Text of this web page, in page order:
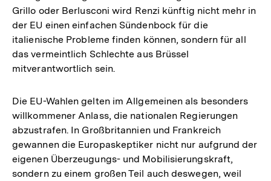
Grillo oder Berlusconi wird Renzi künftig nicht mehr in
der EU einen einfachen Sündenbock für die
italienische Probleme finden können, sondern für all
das vermeintlich Schlechte aus Brüssel
mitverantwortlich sein.
Die EU-Wahlen gelten im Allgemeinen als besonders
willkommener Anlass, die nationalen Regierungen
abzustrafen. In Großbritannien und Frankreich
gewannen die Europaskeptiker nicht nur aufgrund der
eigenen Überzeugungs- und Mobilisierungskraft,
sondern zu einem großen Teil auch deswegen, weil